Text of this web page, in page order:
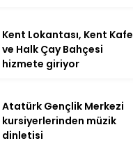
Kent Lokantası, Kent Kafe
ve Halk Çay Bahçesi
hizmete giriyor
Atatürk Gençlik Merkezi
kursiyerlerinden müzik
dinletisi